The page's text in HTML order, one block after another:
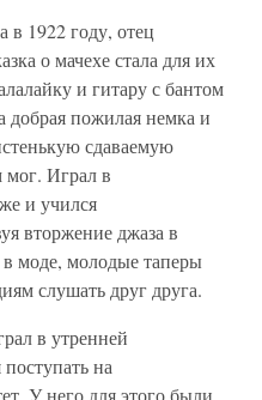
1922 году, отец
о мачехе стала для их
и гитару с бантом
пожилая немка и
сдаваемую
мог. Играл в
и учился
вторжение джаза в
моде, молодые таперы
слушать друг друга.
в утренней
на
У него для этого были